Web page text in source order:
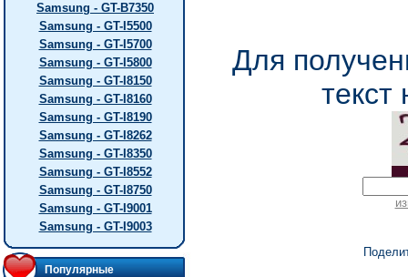
Samsung - GT-B7350
Samsung - GT-I5500
Samsung - GT-I5700
Samsung - GT-I5800
Samsung - GT-I8150
Samsung - GT-I8160
Samsung - GT-I8190
Samsung - GT-I8262
Samsung - GT-I8350
Samsung - GT-I8552
Samsung - GT-I8750
Samsung - GT-I9001
Samsung - GT-I9003
Популярные
Для
текст